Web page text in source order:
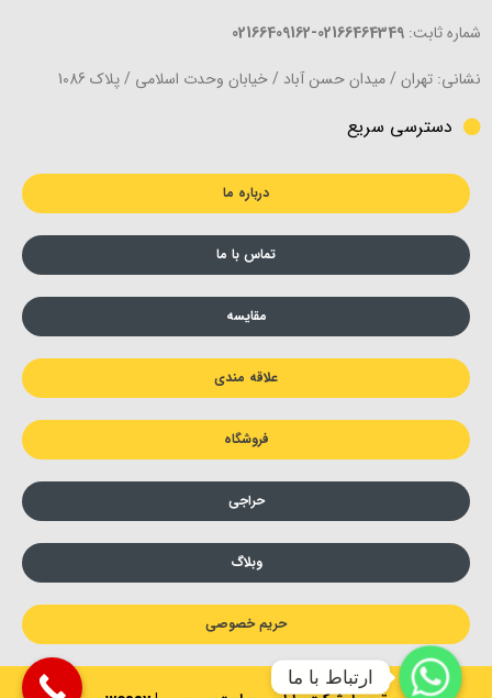
شماره ثابت: 02166464349-02166409162
نشانی: تهران / میدان حسن آباد / خیابان وحدت اسلامی / پلاک 1086
دسترسی سریع
درباره ما
تماس با ما
مقایسه
علاقه مندی
فروشگاه
حراجی
وبلاگ
حریم خصوصی
ارتباط با ما